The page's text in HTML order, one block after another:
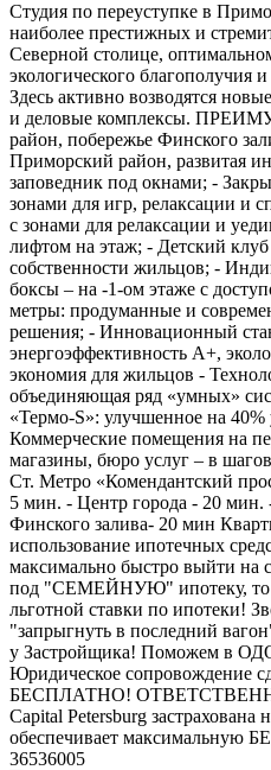
Студия по переуступке в
наиболее престижных и
Северной столице,
экологического благополучия
Здесь активно возводятся
и деловые комплексы.
район, побережье Финского
Приморский район, развитая
заповедник под окнами; -
зонами для игр, релаксации и
с зонами для релаксации и
лифтом на этаж; - Детский
собственности жильцов; -
боксы – на -1-ом этаже с
метры: продуманные и
решения; - Инновационный
энергоэффективность А+,
экономия для жильцов -
объединяющая ряд «умных»
«Термо-S»: улучшенное на 40%
Коммерческие помещения на
магазины, бюро услуг – в
Ст. Метро «Комендантский
5 мин. - Центр города - 20
Финского залива- 20 мин
использование ипотечных
максимально быстро выйти на
под "СЕМЕЙНУЮ" ипотеку, то
льготной ставки по ипотеки!
"запрыгнуть в последний
у Застройщика! Поможем в
Юридическое сопровождение
БЕСПЛАТНО!
Capital Petersburg
обеспечивает максимальную
36536005